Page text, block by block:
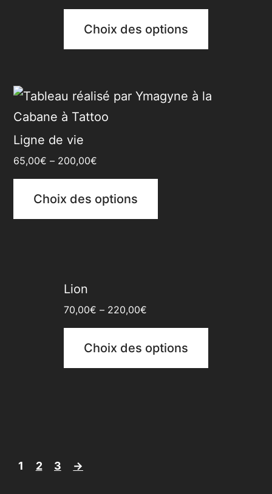
Choix des options
Ligne de vie
65,00€ – 200,00€
Choix des options
Lion
70,00€ – 220,00€
Choix des options
1 2 3 →